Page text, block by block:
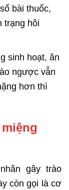
bài thuốc,
trạng hôi
sinh hoạt, ăn
ngược vẫn
hơn thì
gây trào
còn gọi là cơ